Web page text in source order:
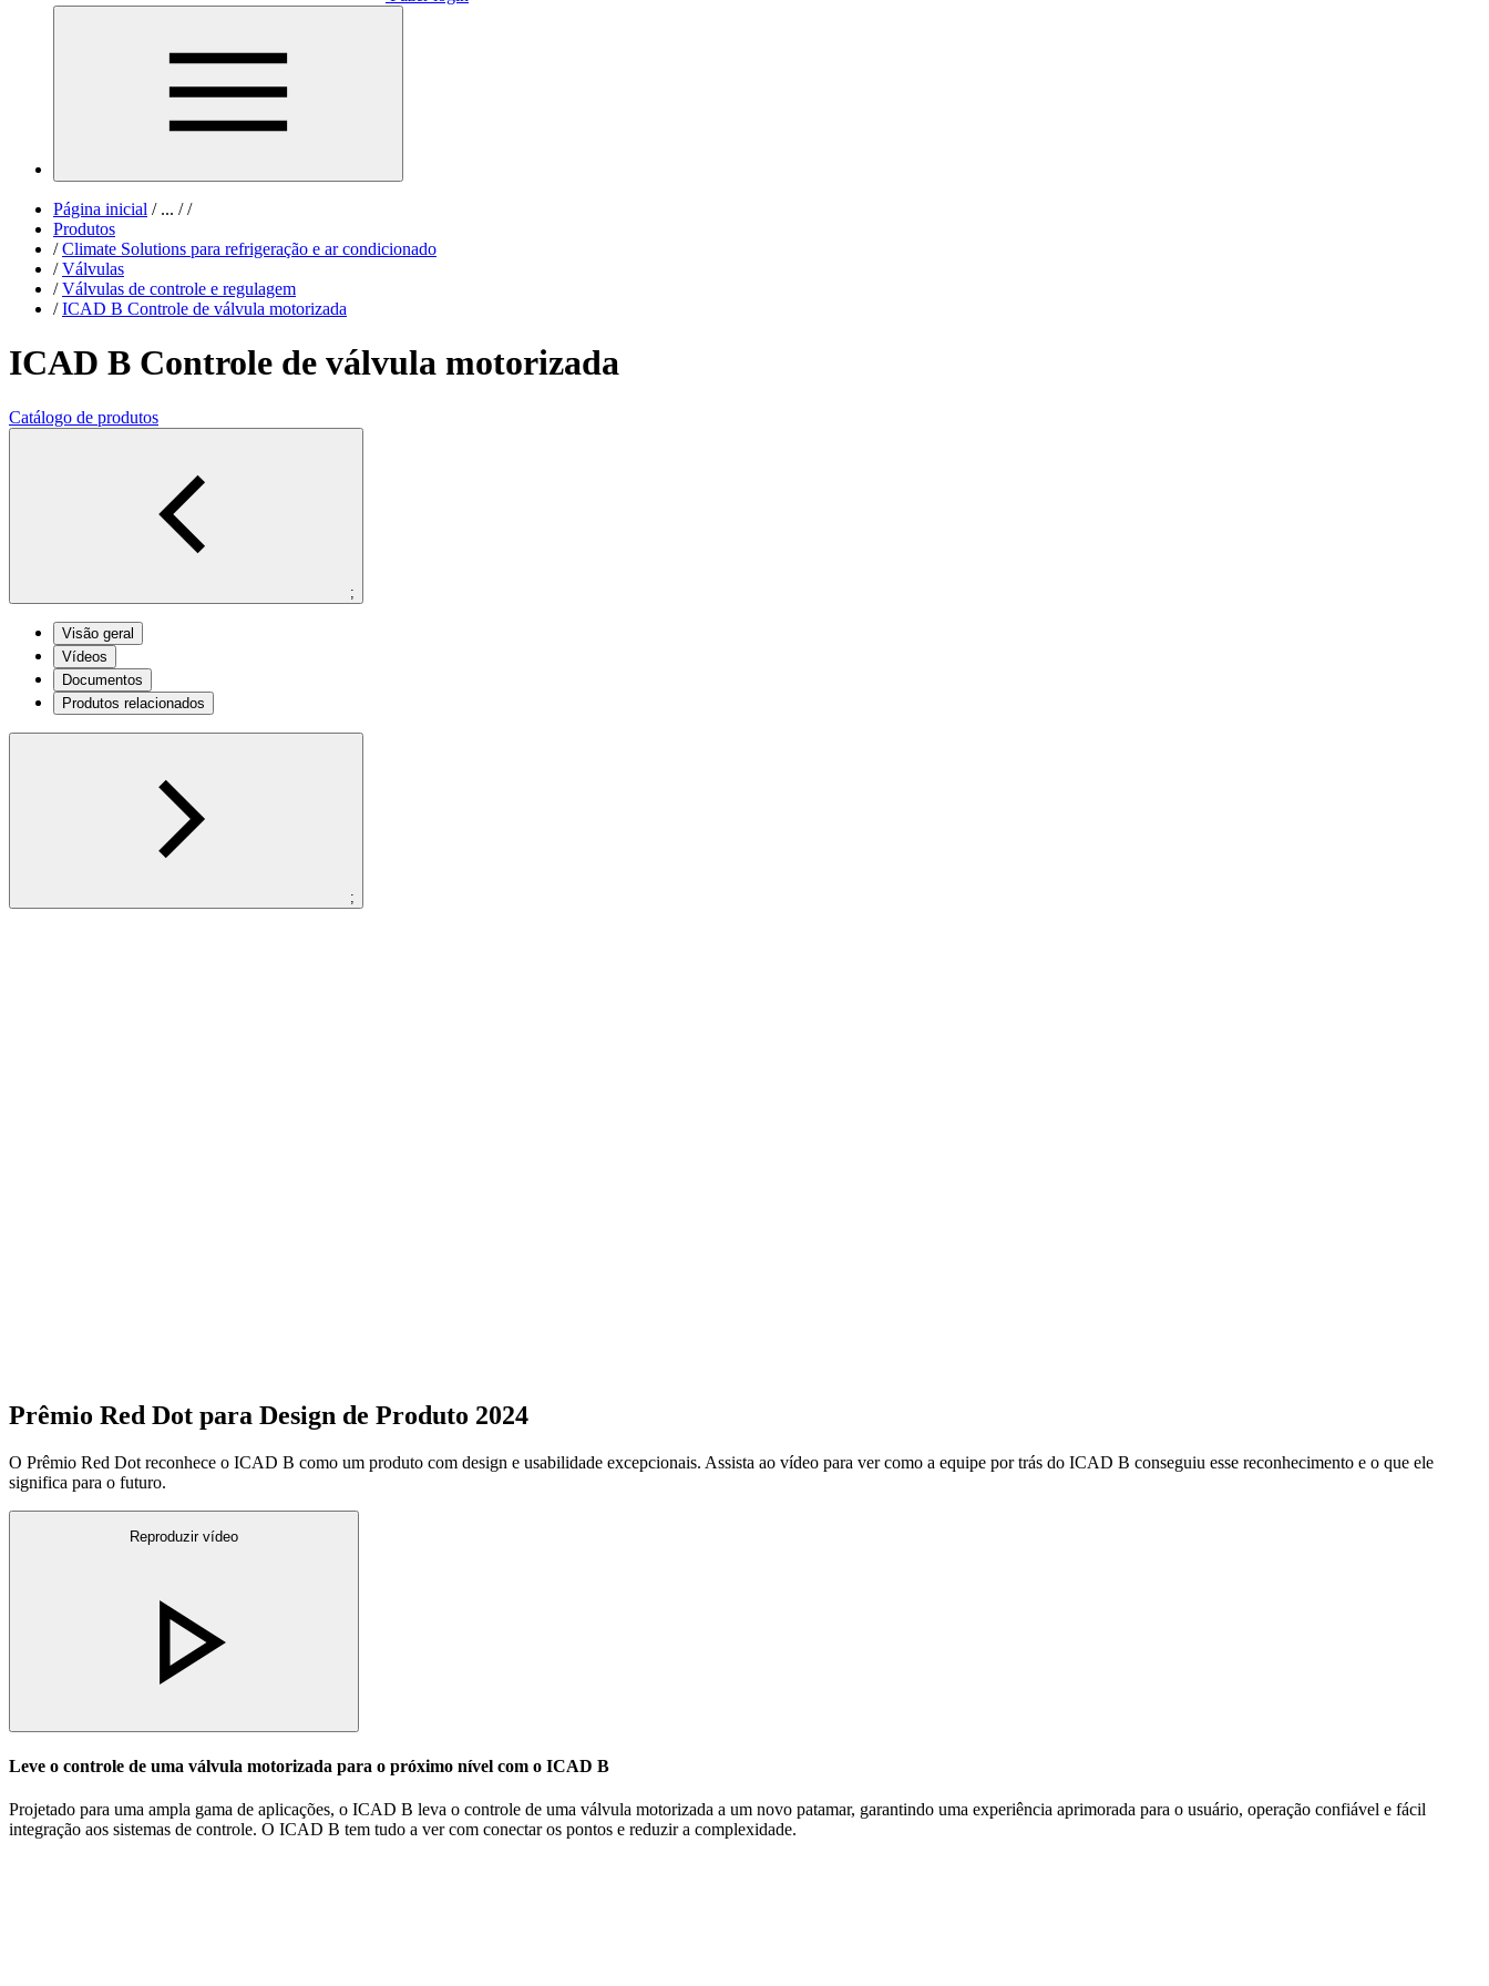
Página inicial /... / /
Produtos
/ Climate Solutions para refrigeração e ar condicionado
/ Válvulas
/ Válvulas de controle e regulagem
/ ICAD B Controle de válvula motorizada
ICAD B Controle de válvula motorizada
Catálogo de produtos
;
Visão geral
Vídeos
Documentos
Produtos relacionados
;
Prêmio Red Dot para Design de Produto 2024
O Prêmio Red Dot reconhece o ICAD B como um produto com design e usabilidade excepcionais. Assista ao vídeo para ver como a equipe por trás do ICAD B conseguiu esse reconhecimento e o que ele
significa para o futuro.
Reproduzir vídeo
Leve o controle de uma válvula motorizada para o próximo nível com o ICAD B
Projetado para uma ampla gama de aplicações, o ICAD B leva o controle de uma válvula motorizada a um novo patamar, garantindo uma experiência aprimorada para o usuário, operação confiável e fácil
integração aos sistemas de controle. O ICAD B tem tudo a ver com conectar os pontos e reduzir a complexidade.